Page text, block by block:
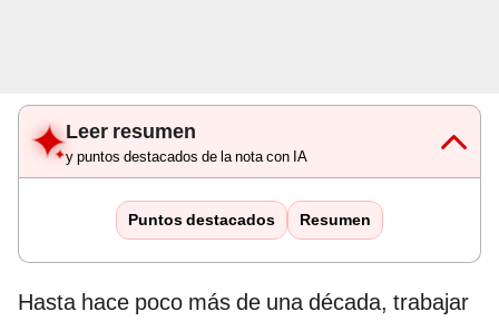
Leer resumen
y puntos destacados de la nota con IA
Puntos destacados Resumen
Hasta hace poco más de una década, trabajar